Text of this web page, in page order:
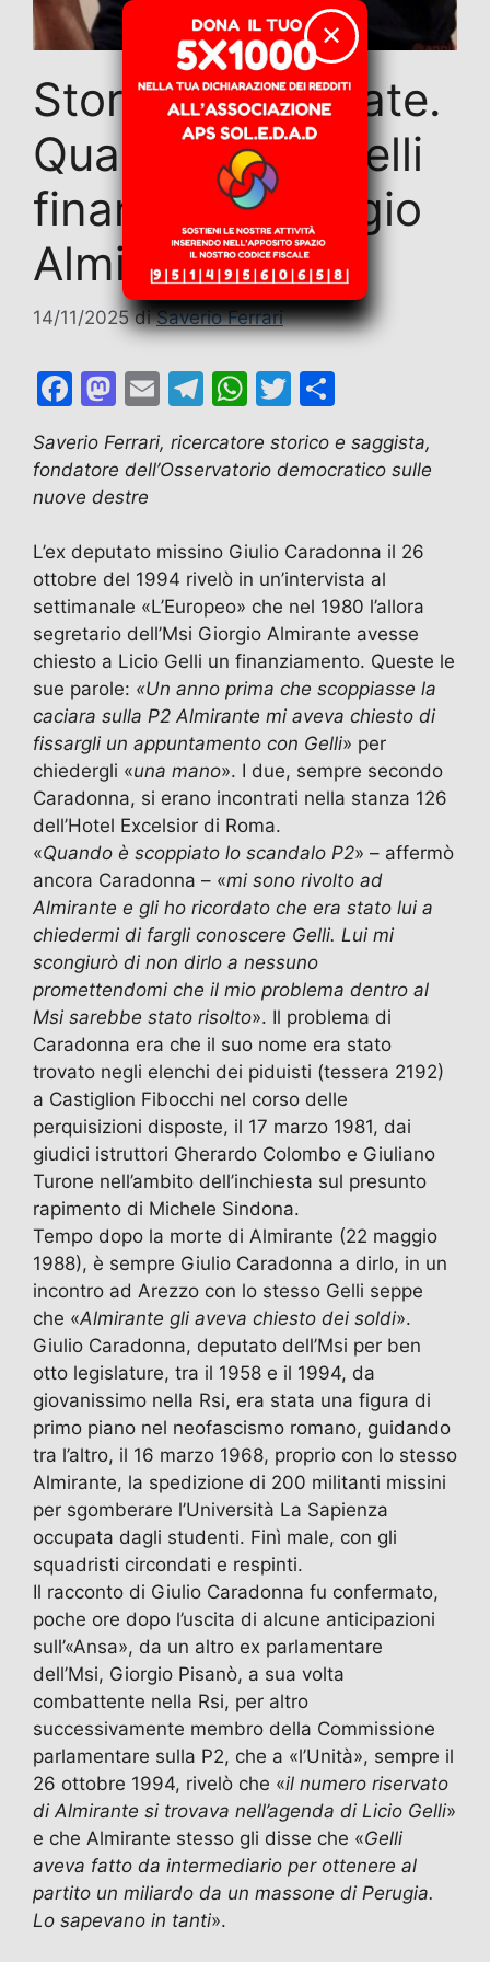
Storie dimenticate.
Quando Licio Gelli
finanziava Giorgio
Almirante
14/11/2025 diSaverio Ferrari
F
c
e
o
o
k
M
st
o
o
n
E
ai
T
e
m
W
at
p
p
T
itt n
di
Saverio Ferrari, ricercatore storico e saggista,
fondatore dell’Osservatorio democratico sulle
nuove destre
L’ex deputato missino Giulio Caradonna il 26
ottobre del 1994 rivelò in un’intervista al
settimanale «L’Europeo» che nel 1980 l’allora
segretario dell’Msi Giorgio Almirante avesse
chiesto a Licio Gelli un finanziamento. Queste le
sue parole: «Un anno prima che scoppiasse la
caciara sulla P2 Almirante mi aveva chiesto di
fissargli un appuntamento con Gelli» per
chiedergli «una mano». I due, sempre secondo
Caradonna, si erano incontrati nella stanza 126
dell’Hotel Excelsior di Roma.
«Quando è scoppiato lo scandalo P2» – affermò
ancora Caradonna – «mi sono rivolto ad
Almirante e gli ho ricordato che era stato lui a
chiedermi di fargli conoscere Gelli. Lui mi
scongiurò di non dirlo a nessuno
promettendomi che il mio problema dentro al
Msi sarebbe stato risolto». Il problema di
Caradonna era che il suo nome era stato
trovato negli elenchi dei piduisti (tessera 2192)
a Castiglion Fibocchi nel corso delle
perquisizioni disposte, il 17 marzo 1981, dai
giudici istruttori Gherardo Colombo e Giuliano
Turone nell’ambito dell’inchiesta sul presunto
rapimento di Michele Sindona.
Tempo dopo la morte di Almirante (22 maggio
1988), è sempre Giulio Caradonna a dirlo, in un
incontro ad Arezzo con lo stesso Gelli seppe
che «Almirante gli aveva chiesto dei soldi».
Giulio Caradonna, deputato dell’Msi per ben
otto legislature, tra il 1958 e il 1994, da
giovanissimo nella Rsi, era stata una figura di
primo piano nel neofascismo romano, guidando
tra l’altro, il 16 marzo 1968, proprio con lo stesso
Almirante, la spedizione di 200 militanti missini
per sgomberare l’Università La Sapienza
occupata dagli studenti. Finì male, con gli
squadristi circondati e respinti.
Il racconto di Giulio Caradonna fu confermato,
poche ore dopo l’uscita di alcune anticipazioni
sull’«Ansa», da un altro ex parlamentare
dell’Msi, Giorgio Pisanò, a sua volta
combattente nella Rsi, per altro
successivamente membro della Commissione
parlamentare sulla P2, che a «l’Unità», sempre il
26 ottobre 1994, rivelò che «il numero riservato
di Almirante si trovava nell’agenda di Licio Gelli»
e che Almirante stesso gli disse che «Gelli
aveva fatto da intermediario per ottenere al
partito un miliardo da un massone di Perugia.
Lo sapevano in tanti».
✕